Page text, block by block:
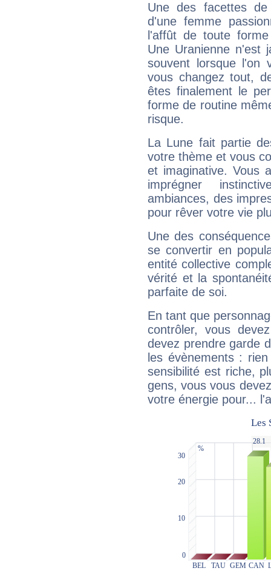
Une des facettes
d'une femme
l'affût de toute
Une Uranienne n'est
souvent lorsque l'on
vous changez tout,
êtes finalement le
forme de routine
risque.
La Lune fait partie
votre thème et vous
et imaginative. Vous
imprégner
ambiances, des
pour rêver votre vie
Une des
se convertir en
entité collective
vérité et la
parfaite de soi.
En tant que
contrôler, vous
devez prendre garde
les évènements :
sensibilité est riche,
gens, vous vous
votre énergie pour...